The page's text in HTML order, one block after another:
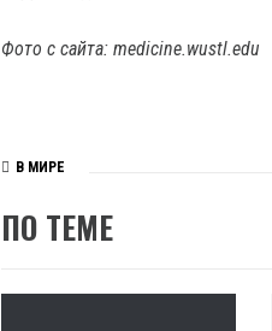
Фото с сайта: medicine.wustl.edu
В МИРЕ
ПО ТЕМЕ